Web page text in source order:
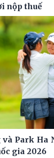
nộp thuế
Park Ha
gia 2026